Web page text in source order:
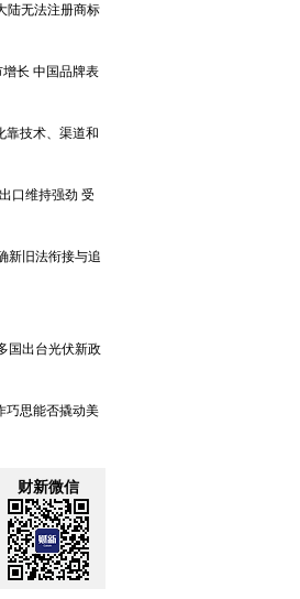
含3种
度Z世代 用街头抗争将教
育部长拱下台
第三对
陆无法注册商标
长 中国品牌表
靠技术、渠道和
口维持强劲 受
新旧法衔接与追
国出台光伏新政
巧思能否撬动美
财新微信